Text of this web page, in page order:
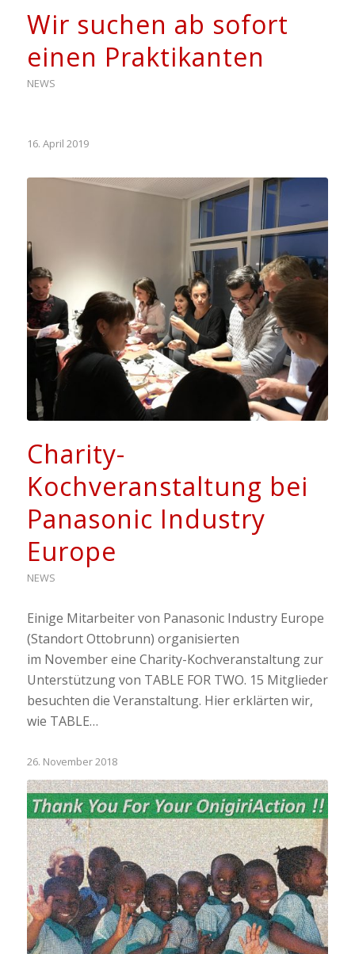
Wir suchen ab sofort
einen Praktikanten
NEWS
16. April 2019
Charity-
Kochveranstaltung bei
Panasonic Industry
Europe
NEWS
Einige Mitarbeiter von Panasonic Industry Europe
(Standort Ottobrunn) organisierten
im November eine Charity-Kochveranstaltung zur
Unterstützung von TABLE FOR TWO. 15 Mitglieder
besuchten die Veranstaltung. Hier erklärten wir,
wie TABLE…
26. November 2018